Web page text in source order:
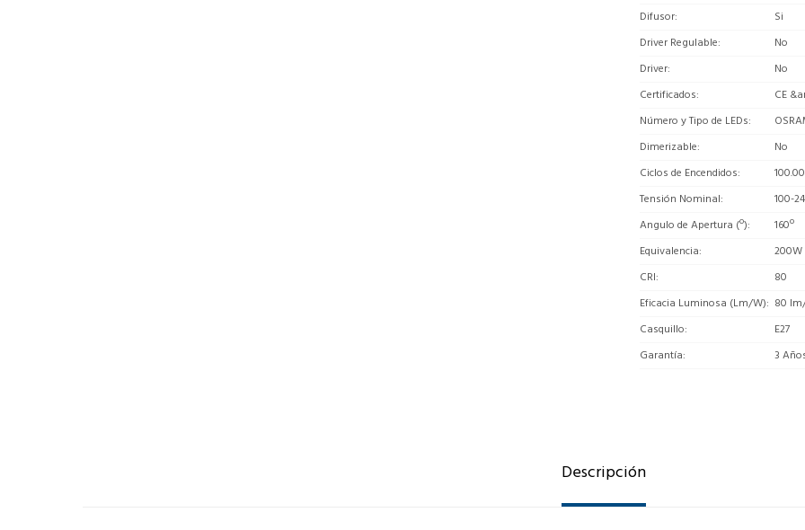
Difusor
Si
Driver Regulable
No
Driver
No
Certificados
CE
Número y Tipo de LEDs
Dimerizable
No
Ciclos de Encendidos
Tensión Nominal
100-
Angulo de Apertura (º)
160º
Equivalencia
200W
CRI
80
Eficacia Luminosa (Lm/W) 80
Casquillo
E27
Garantía
3
Descripción